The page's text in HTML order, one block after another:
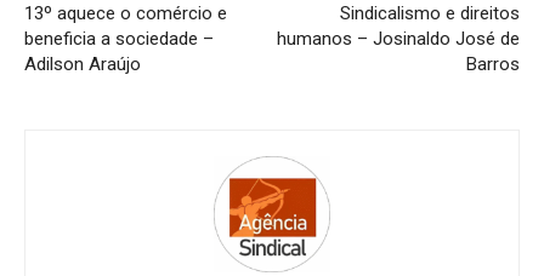
13º aquece o comércio e
beneficia a sociedade –
Adilson Araújo
Sindicalismo e direitos
humanos – Josinaldo José de
Barros